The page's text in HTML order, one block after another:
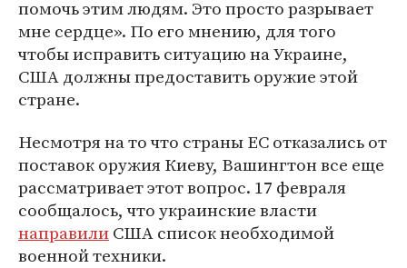
помочь этим людям. Это просто разрывает
мне сердце». По его мнению, для того
чтобы исправить ситуацию на Украине,
США должны предоставить оружие этой
стране.
Несмотря на то что страны ЕС отказались от
поставок оружия Киеву, Вашингтон все еще
рассматривает этот вопрос. 17 февраля
сообщалось, что украинские власти
направилиСША список необходимой
военной техники.